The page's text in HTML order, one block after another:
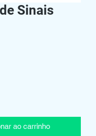
Sinais
ao carrinho